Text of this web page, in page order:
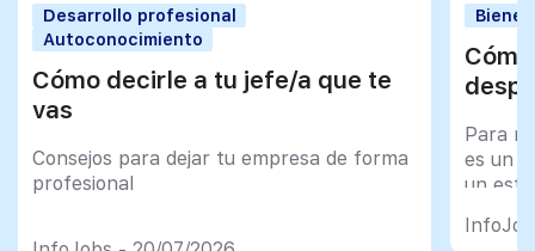
Desarrollo profesional
Autoconocimiento
Cómo decirle a tu jefe/a que te
vas
Consejos para dejar tu empresa de forma
profesional
Para
es un
un